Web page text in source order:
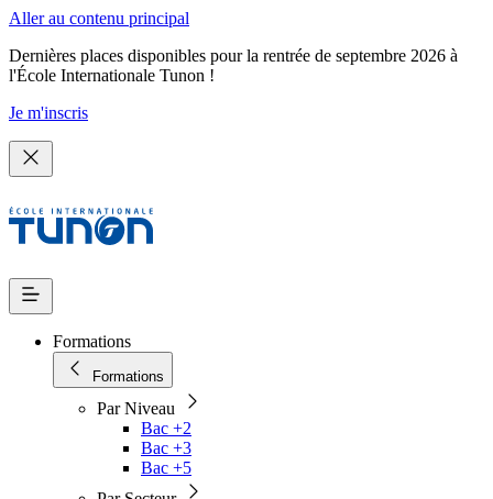
Aller au contenu principal
Dernières places disponibles pour la rentrée de septembre 2026 à
l'École Internationale Tunon !
Je m'inscris
Formations
Formations
Par Niveau
Bac +2
Bac +3
Bac +5